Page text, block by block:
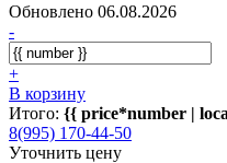
Обновлено 06.08.2026
-
+
В корзину
Итого: {{ price*number |
8(995) 170-44-50
Уточнить цену